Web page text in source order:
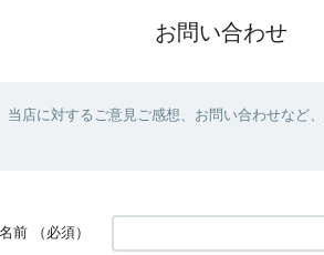
お問い合わせ
当店に対するご意見ご感想、お問い合わせなど
前 （必須）